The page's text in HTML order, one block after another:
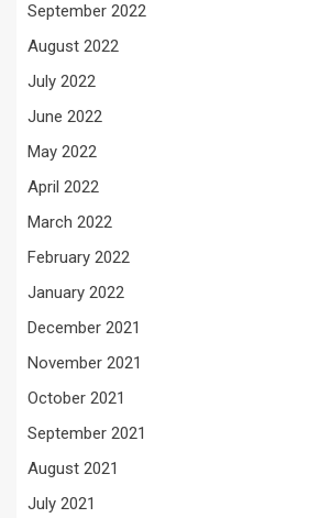
September 2022
August 2022
July 2022
June 2022
May 2022
April 2022
March 2022
February 2022
January 2022
December 2021
November 2021
October 2021
September 2021
August 2021
July 2021